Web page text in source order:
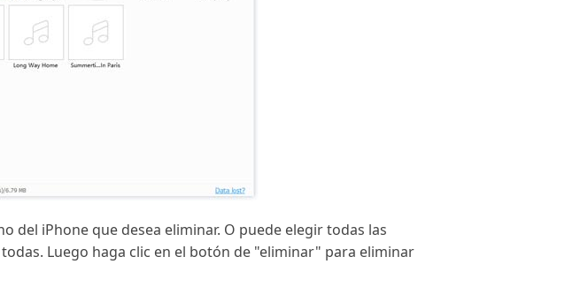
del iPhone que desea eliminar. O puede elegir todas las
Luego haga clic en el botón de "eliminar" para eliminar